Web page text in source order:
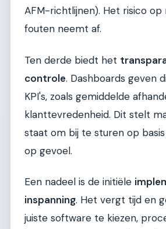
AFM-richtlijnen). Het risico op
fouten neemt af.
Ten derde biedt het
controle. Dashboards geven
KPI's, zoals gemiddelde
klanttevredenheid. Dit stelt
staat om bij te sturen op
op gevoel.
Een nadeel is de initiële
inspanning. Het vergt tijd en
juiste software te kiezen,